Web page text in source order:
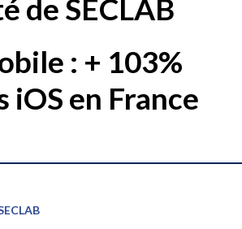
de SECLAB
: + 103%
iOS en France